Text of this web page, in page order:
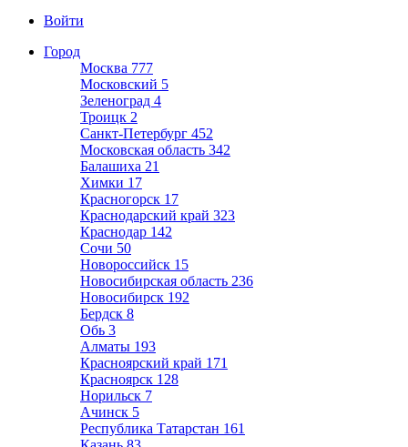
Войти
Город
Москва 777
Московский 5
Зеленоград 4
Троицк 2
Санкт-Петербург 452
Московская область 342
Балашиха 21
Химки 17
Красногорск 17
Краснодарский край 323
Краснодар 142
Сочи 50
Новороссийск 15
Новосибирская область 236
Новосибирск 192
Бердск 8
Обь 3
Алматы 193
Красноярский край 171
Красноярск 128
Норильск 7
Ачинск 5
Республика Татарстан 161